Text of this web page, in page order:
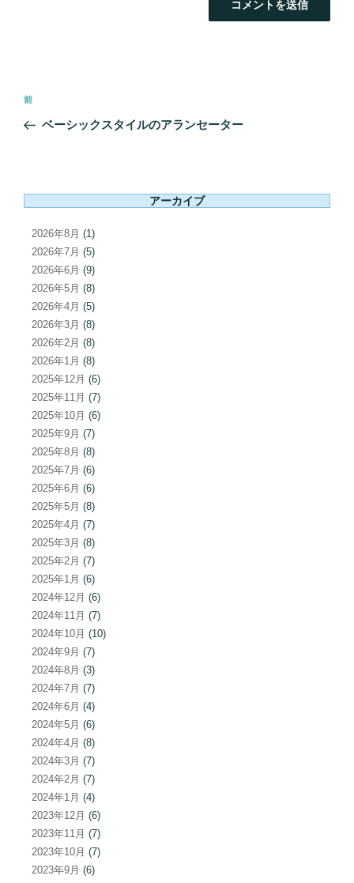
ナ
ー
シ
ョ
ン
前
の
前
ベーシックスタイルのアランセーター
アーカイブ
2026年8月 (1)
2026年7月 (5)
2026年6月 (9)
2026年5月 (8)
2026年4月 (5)
2026年3月 (8)
2026年2月 (8)
2026年1月 (8)
2025年12月 (6)
2025年11月 (7)
2025年10月 (6)
2025年9月 (7)
2025年8月 (8)
2025年7月 (6)
2025年6月 (6)
2025年5月 (8)
2025年4月 (7)
2025年3月 (8)
2025年2月 (7)
2025年1月 (6)
2024年12月 (6)
2024年11月 (7)
2024年10月 (10)
2024年9月 (7)
2024年8月 (3)
2024年7月 (7)
2024年6月 (4)
2024年5月 (6)
2024年4月 (8)
2024年3月 (7)
2024年2月 (7)
2024年1月 (4)
2023年12月 (6)
2023年11月 (7)
2023年10月 (7)
2023年9月 (6)